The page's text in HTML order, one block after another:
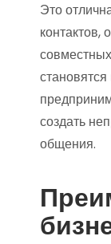
Это
создать
общения.